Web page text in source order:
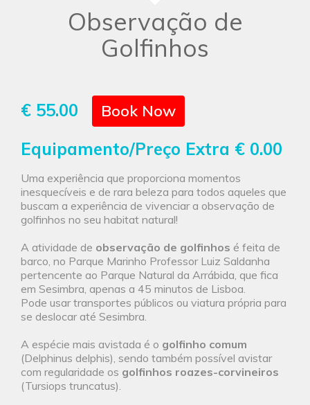
Observação de
Golfinhos
€ 55.00 Book Now
Equipamento/Preço Extra € 0.00
Uma experiência que proporciona momentos
inesquecíveis e de rara beleza para todos aqueles que
buscam a experiência de vivenciar a observação de
golfinhos no seu habitat natural!
A atividade de observação de golfinhos é feita de
barco, no Parque Marinho Professor Luiz Saldanha
pertencente ao Parque Natural da Arrábida, que fica
em Sesimbra, apenas a 45 minutos de Lisboa.
Pode usar transportes públicos ou viatura própria para
se deslocar até Sesimbra.
A espécie mais avistada é o golfinho comum
(Delphinus delphis), sendo também possível avistar
com regularidade os golfinhos roazes-corvineiros
(Tursiops truncatus).